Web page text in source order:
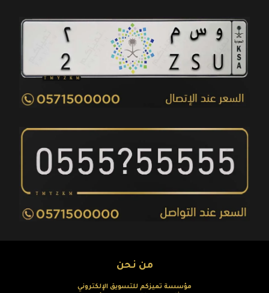
من نحن
مؤسسة تميزكم للتسويق الإلكتروني